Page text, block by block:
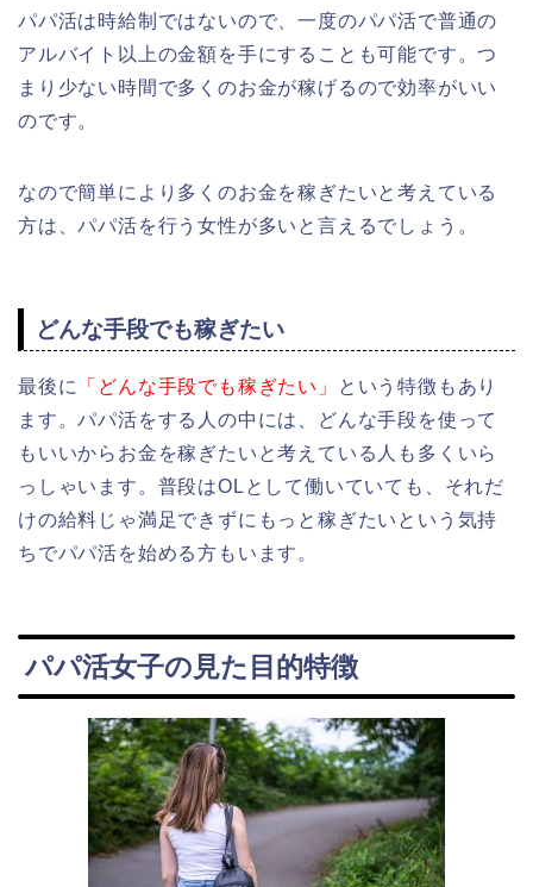
パパ活は時給制ではないので、一度のパパ活で普通の
アルバイト以上の金額を手にすることも可能です。つ
まり少ない時間で多くのお金が稼げるので効率がいい
のです。
なので簡単により多くのお金を稼ぎたいと考えている
方は、パパ活を行う女性が多いと言えるでしょう。
どんな手段でも稼ぎたい
最後に 「どんな手段でも稼ぎたい」
という特徴もあり
ます。パパ活をする人の中には、どんな手段を使って
もいいからお金を稼ぎたいと考えている人も多くいら
っしゃいます。普段はOLとして働いていても、それだ
けの給料じゃ満足できずにもっと稼ぎたいという気持
ちでパパ活を始める方もいます。
パパ活女子の見た目的特徴